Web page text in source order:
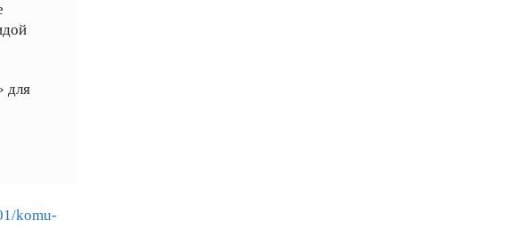
для
komu-